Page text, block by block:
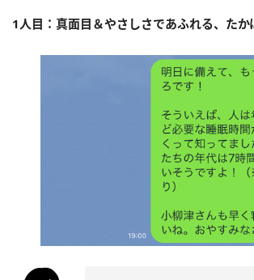
1人目：真面目＆やさしさであふれる、たか